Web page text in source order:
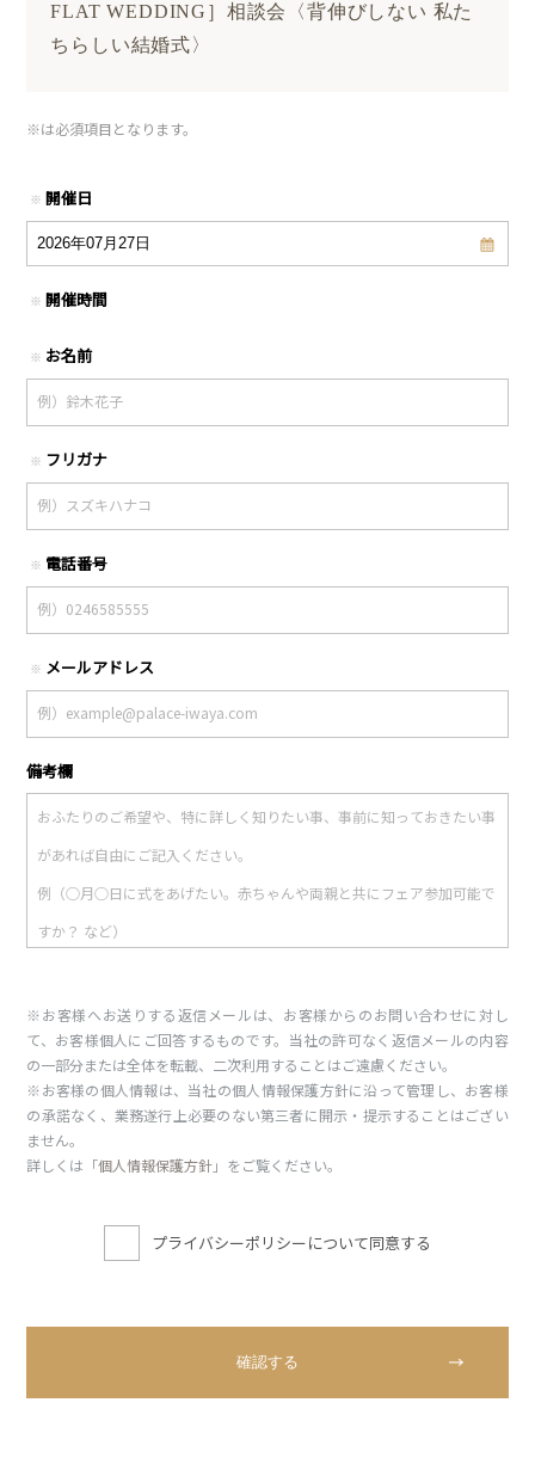
FLAT WEDDING］相談会〈背伸びしない 私た
ちらしい結婚式〉
※は必須項目となります。
※ 開催日
※ 開催時間
※ お名前
※ フリガナ
※ 電話番号
※ メールアドレス
備考欄
※お客様へお送りする返信メールは、お客様からのお問い合わせに対し
て、お客様個人にご回答するものです。当社の許可なく返信メールの内容
の一部分または全体を転載、二次利用することはご遠慮ください。
※お客様の個人情報は、当社の個人情報保護方針に沿って管理し、お客様
の承諾なく、業務遂行上必要のない第三者に開示・提示することはござい
ません。
詳しくは「個人情報保護方針」をご覧ください。
プライバシーポリシーについて同意する